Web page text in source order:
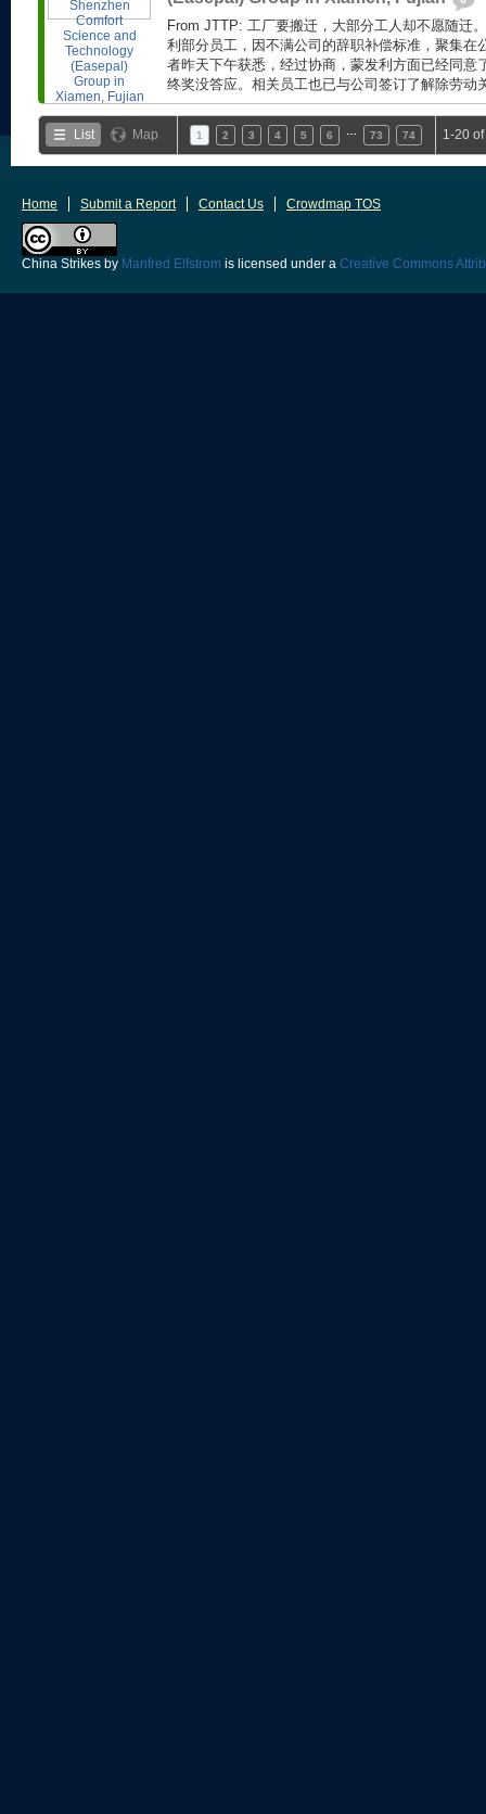
From JTTP: 工厂要搬迁，大部分工人却不愿随迁
利部分员工，因不满公司的辞职补偿标准，聚集在
者昨天下午获悉，经过协商，蒙发利方面已经同意
终奖没答应。相关员工也已与公司签订了解除劳动
List Map 1 2 3 4 5 6 73 74 1-20
Home Submit a Report Contact Us Crowdmap TOS
China Strikes by Manfred Elfstrom is licensed under a Creative Commons